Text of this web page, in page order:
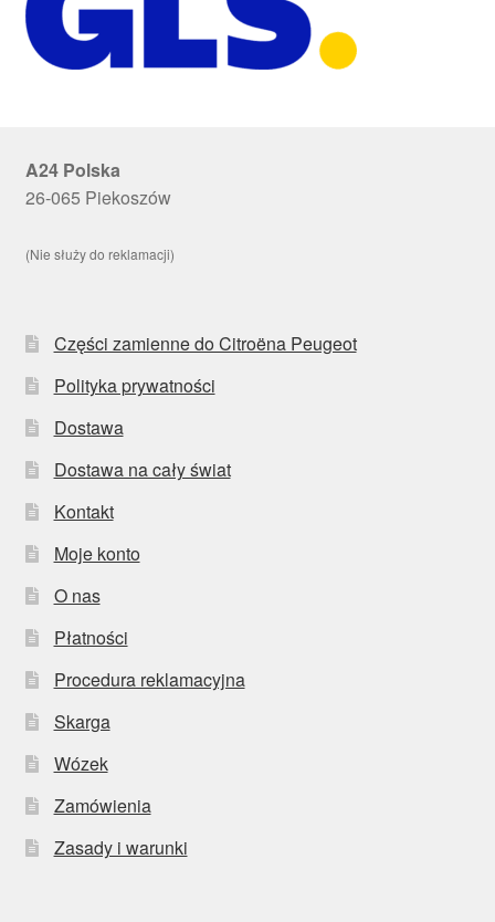
A24 Polska
26-065 Piekoszów
(Nie służy do reklamacji)
Części zamienne do Citroëna Peugeot
Polityka prywatności
Dostawa
Dostawa na cały świat
Kontakt
Moje konto
O nas
Płatności
Procedura reklamacyjna
Skarga
Wózek
Zamówienia
Zasady i warunki